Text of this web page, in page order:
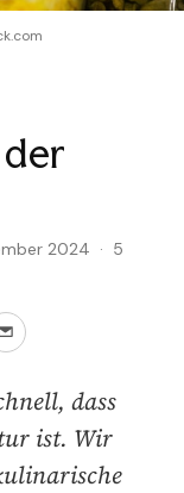
2024 · 5
dass
ist. Wir